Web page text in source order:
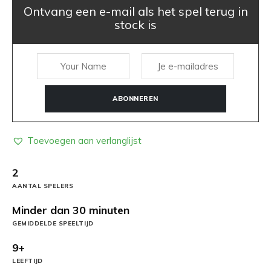
Ontvang een e-mail als het spel terug in
stock is
ABONNEREN
Toevoegen aan verlanglijst
2
AANTAL SPELERS
Minder dan 30 minuten
GEMIDDELDE SPEELTIJD
9+
LEEFTIJD